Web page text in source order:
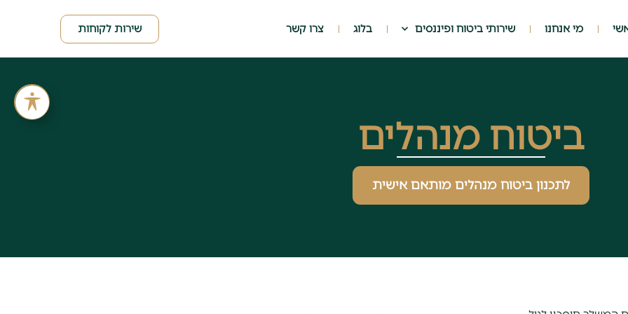
מי אנחנו שירותי ביטוח ופיננסים בלוג צרו קשר שירות לקוחות
ביטוח מנהלים
לתכנון ביטוח מנהלים מותאם אישית